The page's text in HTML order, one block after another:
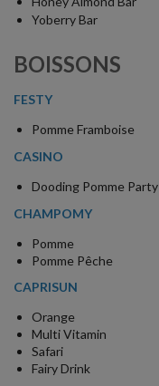
Yoberry Bar
BOISSONS
FESTY
Pomme Framboise
CASINO
Dooding Pomme Party
CHAMPOMY
Pomme
Pomme Pêche
CAPRISUN
Orange
Multi Vitamin
Safari
Fairy Drink